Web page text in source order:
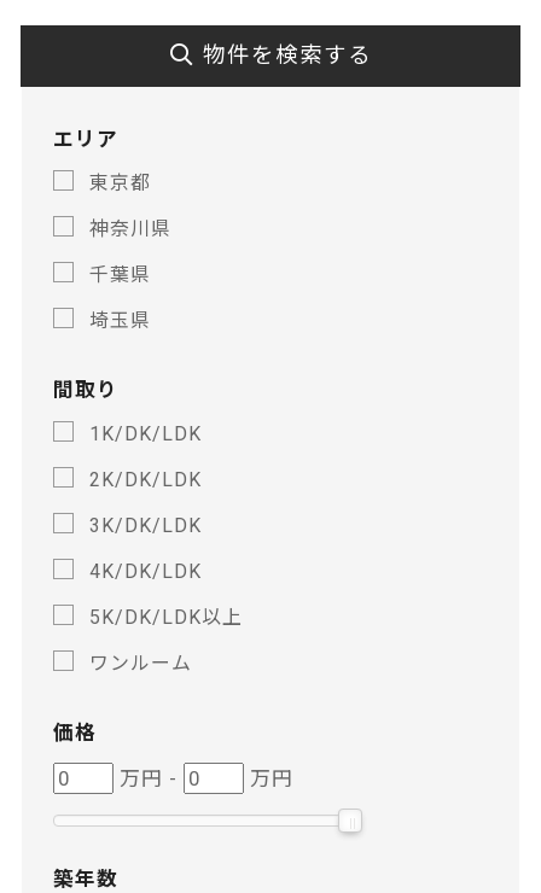
物件を検索する
エリア
東京都
神奈川県
千葉県
埼玉県
間取り
1K/DK/LDK
2K/DK/LDK
3K/DK/LDK
4K/DK/LDK
5K/DK/LDK以上
ワンルーム
価格
価
格
万円 - 価
格
万円
築年数